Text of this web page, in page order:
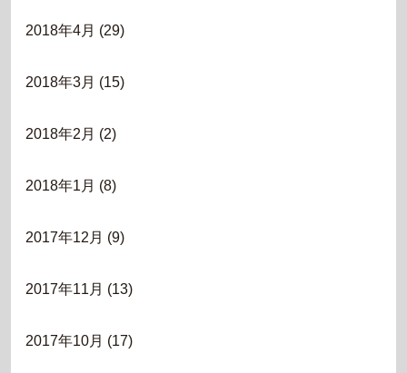
2018年4月 (29)
2018年3月 (15)
2018年2月 (2)
2018年1月 (8)
2017年12月 (9)
2017年11月 (13)
2017年10月 (17)